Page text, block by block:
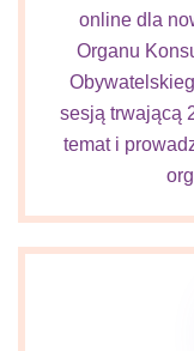
online dla
Organu
sesją trwającą
temat i